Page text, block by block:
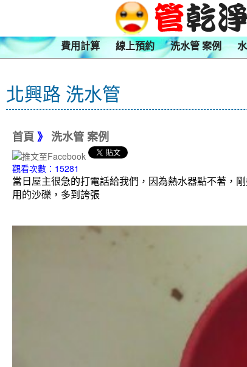
費用計算 線上預約 洗水管 案例
北興路 洗水管
首頁 》 洗水管 案例
觀看次數：15281
當日屋主很急的打電話給我們，因為熱水器點不著，
用的沙礫，多到誇張